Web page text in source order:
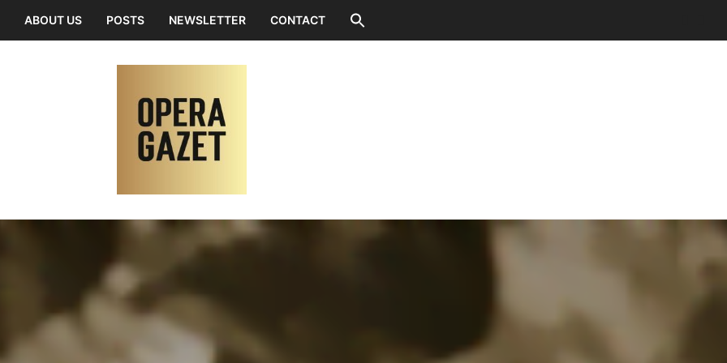
ABOUT US POSTS NEWSLETTER CONTACT